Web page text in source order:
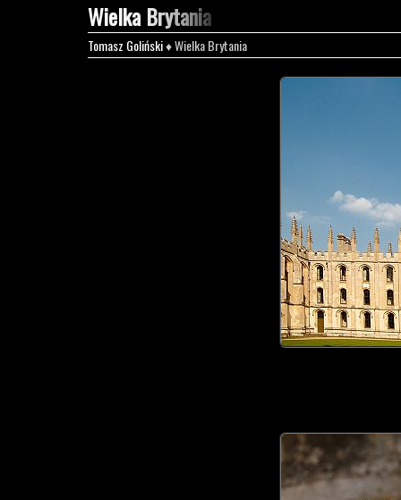
Wielka Brytania
Tomasz Goliński♦ Wielka Brytania